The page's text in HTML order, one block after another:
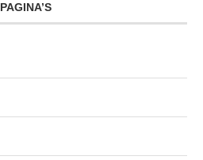
PAGINA’S